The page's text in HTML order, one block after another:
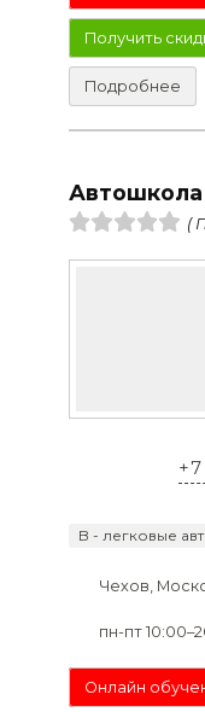
Получить
Подробнее
(
B - легковые
Чехов,
пн-пт
Онлайн